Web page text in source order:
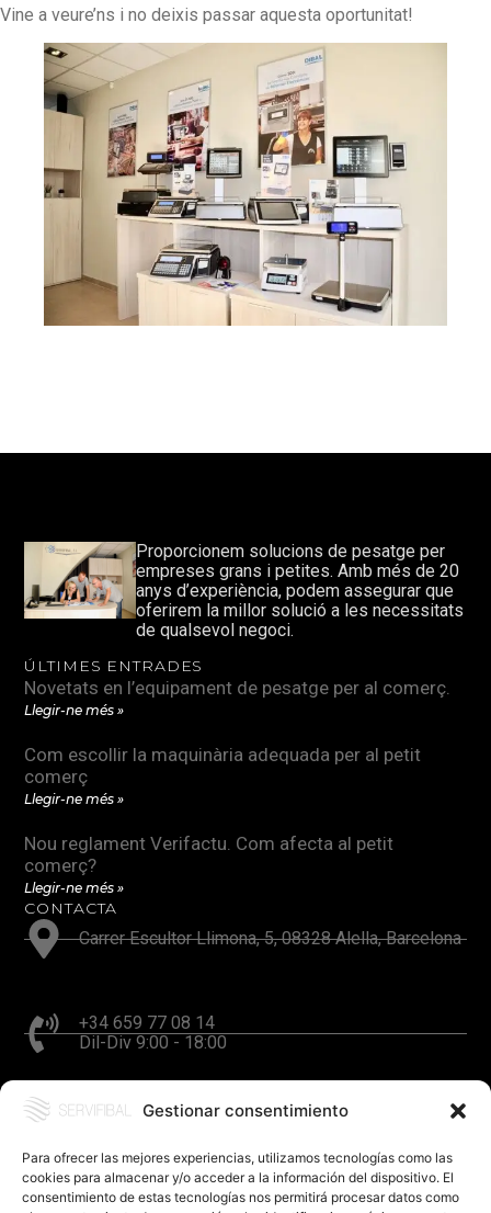
Gestionar consentimiento
Para ofrecer las mejores experiencias, utilizamos tecnologías como las
cookies para almacenar y/o acceder a la información del dispositivo. El
consentimiento de estas tecnologías nos permitirá procesar datos como
Vine a veure’ns i no deixis passar aquesta oportunitat!
Proporcionem solucions de pesatge per
empreses grans i petites. Amb més de 20
anys d’experiència, podem assegurar que
oferirem la millor solució a les necessitats
de qualsevol negoci.
ÚLTIMES ENTRADES
Novetats en l’equipament de pesatge per al comerç.
Llegir-ne més »
Com escollir la maquinària adequada per al petit
comerç
Llegir-ne més »
Nou reglament Verifactu. Com afecta al petit
comerç?
Llegir-ne més »
CONTACTA
Carrer Escultor Llimona, 5, 08328 Alella, Barcelona
+34 659 77 08 14
Dil-Div 9:00 - 18:00
hola@servifibal.cat